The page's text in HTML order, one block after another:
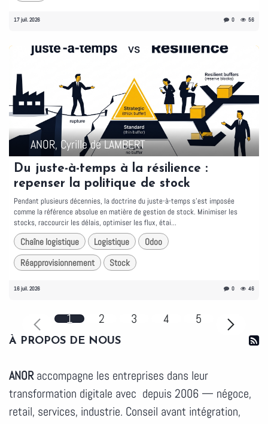
17 juil. 2026 0 56
ANOR, Cyrille de LAMBERT
Du juste-à-temps à la résilience :
repenser la politique de stock
Pendant plusieurs décennies, la doctrine du juste-à-temps s'est imposée
comme la référence absolue en matière de gestion de stock. Minimiser les
stocks, raccourcir les délais, optimiser les flux, étai...
Chaîne logistique Logistique
Odoo
Réapprovisionnement
Stock
16 juil. 2026 0 46
1 2 3 4 5
À PROPOS DE NOUS
ANORaccompagne les entreprises dans leur
transformation digitale avec depuis 2006 — négoce,
retail, services, industrie. Conseil avant intégration,